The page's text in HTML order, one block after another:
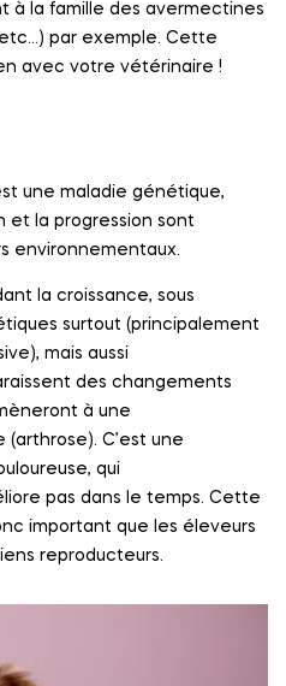
à la famille des avermectines
par exemple. Cette
avec votre vétérinaire !
une maladie génétique,
et la progression sont
environnementaux.
la croissance, sous
surtout (principalement
mais aussi
des changements
à une
C’est une
qui
pas dans le temps. Cette
important que les éleveurs
reproducteurs.